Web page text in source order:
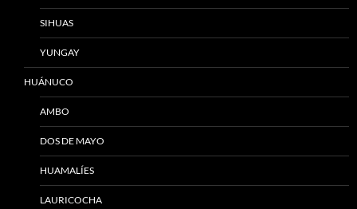
SIHUAS
YUNGAY
HUÁNUCO
AMBO
DOS DE MAYO
HUAMALÍES
LAURICOCHA